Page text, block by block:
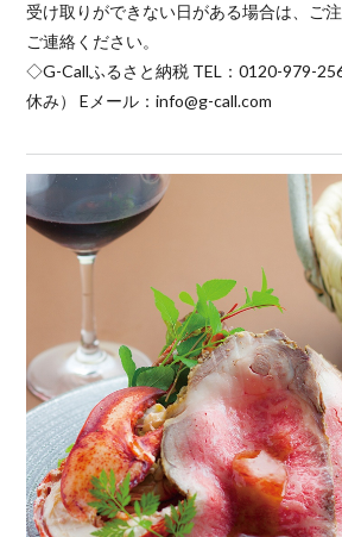
受け取りができない日がある場合は、ご
ご連絡ください。
◇G-Callふるさと納税 TEL：0120-979-
休み） Eメール：info@g-call.com